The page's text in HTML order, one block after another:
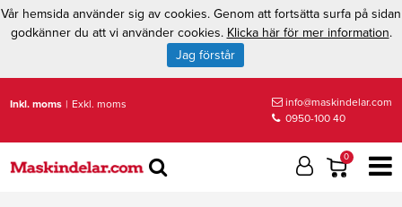
Inkl. moms | Exkl. moms
info@maskindelar.com
0950-100 40
0
Vår hemsida använder sig av cookies. Genom att fortsätta surfa på sidan
godkänner du att vi använder cookies. Klicka här för mer information.
Jag förstår